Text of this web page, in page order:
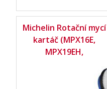
Michelin Rotační mycí
kartáč (MPX16E,
MPX19EH,